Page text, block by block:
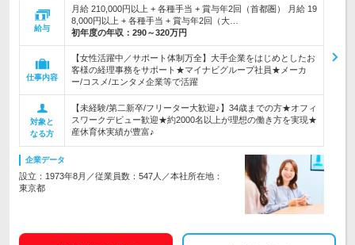
給与
月給 210,000円以上 + 各種手当 + 賞与年2回（首都圏） 月給 19
8,000円以上 + 各種手当 + 賞与年2回（大…
初年度の年収： 290～320万円
仕事内容
【女性活躍中／サポート体制万全】大手企業をはじめとしたお
客様の経理事務をサポート★マイナビグループ社員★メーカ
ー/コスメ/エンタメ企業等で活躍
対象と
なる方
【未経験/第二新卒/フリーター大歓迎♪】34歳までの方★オフィ
スワークデビュー歓迎★約2000名以上が理想の働き方を実現★
産休育休実績が豊富♪
企業データ
設立：1973年8月／従業員数：547人／本社所在地：
東京都